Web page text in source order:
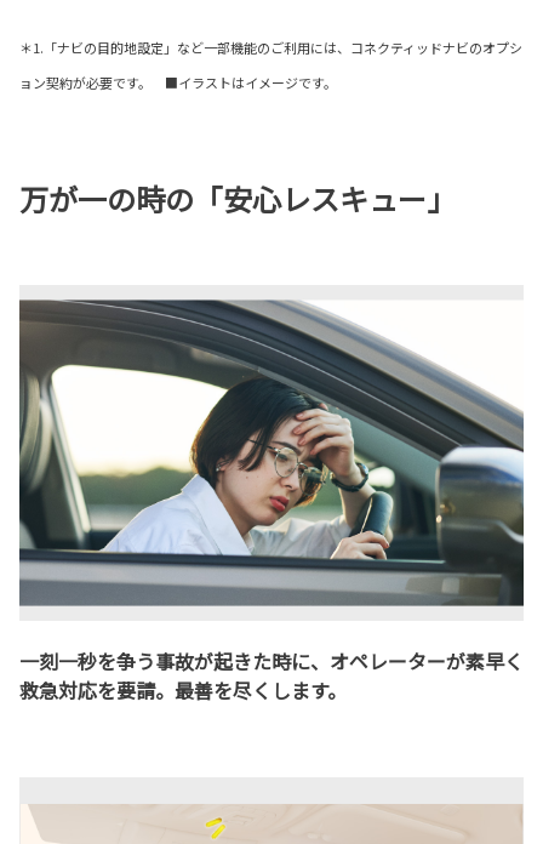
＊1.「ナビの目的地設定」など一部機能のご利用には、コネクティッドナビのオプシ
ョン契約が必要です。 ■イラストはイメージです。
万が一の時の「安心レスキュー」
一刻一秒を争う事故が起きた時に、オペレーターが素早く
救急対応を要請。最善を尽くします。